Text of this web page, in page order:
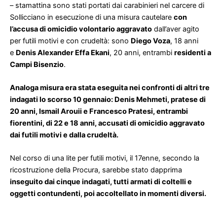
– stamattina sono stati portati dai carabinieri nel carcere di
Sollicciano in esecuzione di una misura cautelare con
l’accusa di omicidio volontario aggravato dall’aver agito
per futili motivi e con crudeltà: sono Diego Voza, 18 anni
e Denis Alexander Effa Ekani, 20 anni, entrambi residenti a
Campi Bisenzio.
Analoga misura era stata eseguita nei confronti di altri tre
indagati lo scorso 10 gennaio: Denis Mehmeti, pratese di
20 anni, Ismail Arouii e Francesco Pratesi, entrambi
fiorentini, di 22 e 18 anni, accusati di omicidio aggravato
dai futili motivi e dalla crudeltà.
Nel corso di una lite per futili motivi, il 17enne, secondo la
ricostruzione della Procura, sarebbe stato dapprima
inseguito dai cinque indagati, tutti armati di coltelli e
oggetti contundenti, poi accoltellato in momenti diversi.